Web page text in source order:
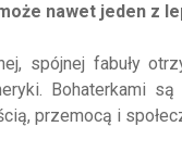
nawet jeden z
spójnej fabuły
Bohaterkami
przemocą i